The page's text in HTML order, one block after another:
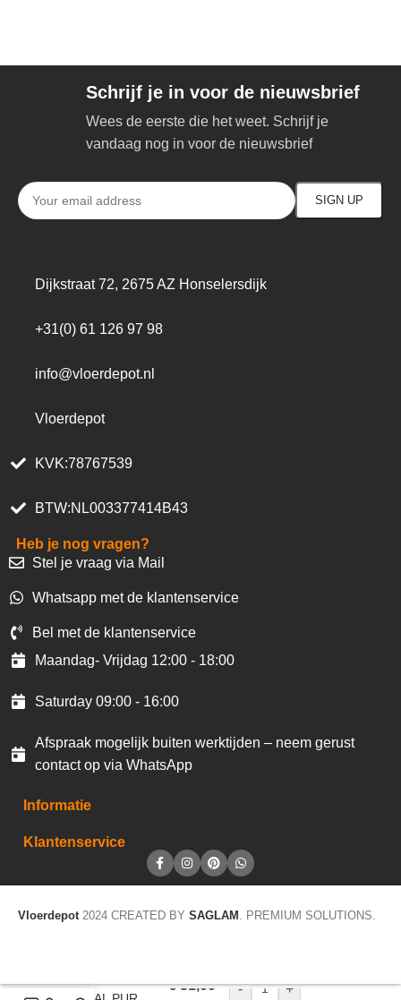
Schrijf je in voor de nieuwsbrief
Wees de eerste die het weet. Schrijf je
vandaag nog in voor de nieuwsbrief
Dijkstraat 72, 2675 AZ Honselersdijk
+31(0) 61 126 97 98
info@vloerdepot.nl
Vloerdepot
KVK:78767539
BTW:NL003377414B43
Heb je nog vragen?
Stel je vraag via Mail
Whatsapp met de klantenservice
Bel met de klantenservice
Maandag- Vrijdag 12:00 - 18:00
Saturday 09:00 - 16:00
Afspraak mogelijk buiten werktijden – neem gerust
contact op via WhatsApp
Informatie
Klantenservice
Vloerdepot 2024 CREATED BY SAGLAM . PREMIUM SOLUTIONS.
Vinyl vloer
€51,00
- +